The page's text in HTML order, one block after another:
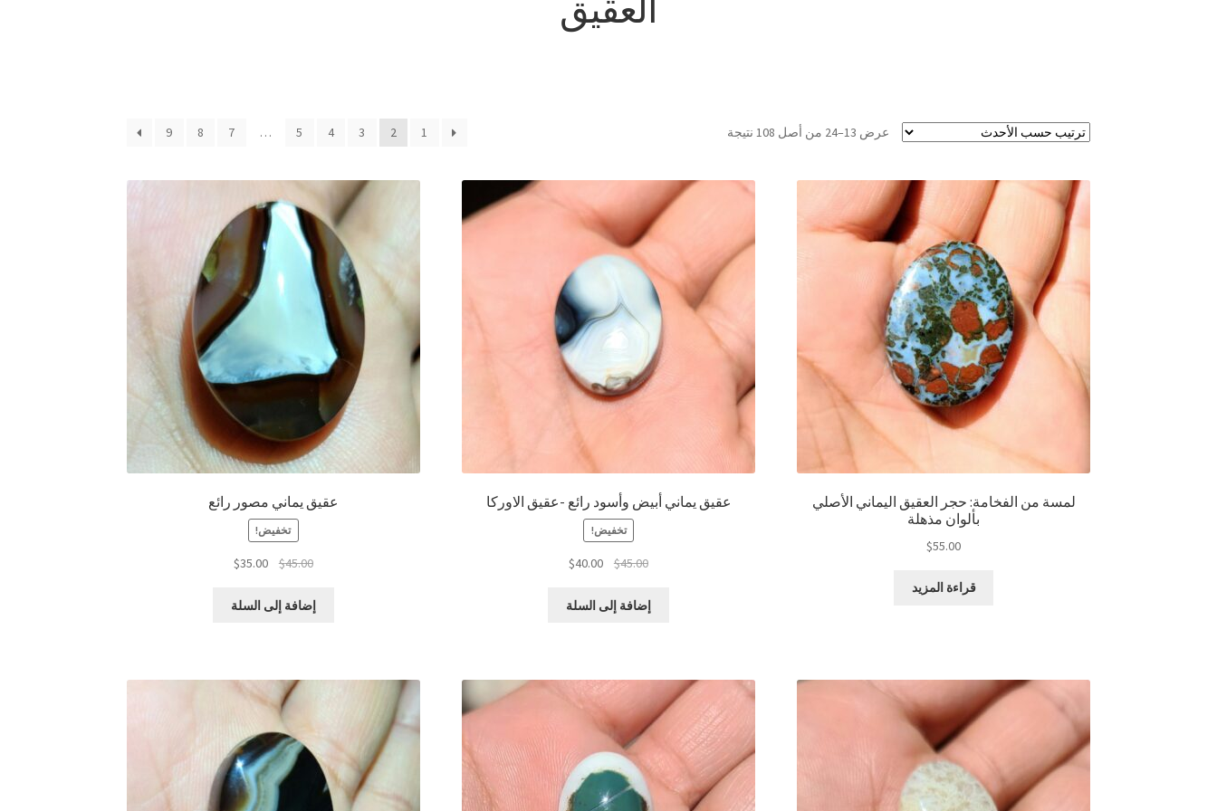
عرض 13–24 من أصل 108 نتيجة
الأحدث
1
2
3
4
5
…
7
8
9
لمسة من الفخامة: حجر العقيق اليماني الأصلي
بألوان مذهلة
$55.00
قراءة المزيد
عقيق يماني أبيض وأسود رائع -عقيق الاوركا
تخفيض!
$45.00
السعر
هو:
$40.00 السعر
هو:إضافة إلى السلة
عقيق يماني مصور رائع
تخفيض!
$45.00
السعر
هو:
$35.00 السعر
هو:إضافة إلى السلة